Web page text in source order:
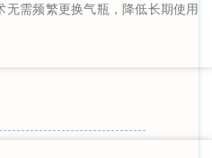
无需频繁更换气瓶，降低长期使用